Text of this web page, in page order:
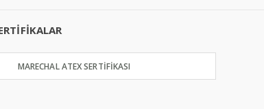
MARECHAL ATEX SERTİFİKASI